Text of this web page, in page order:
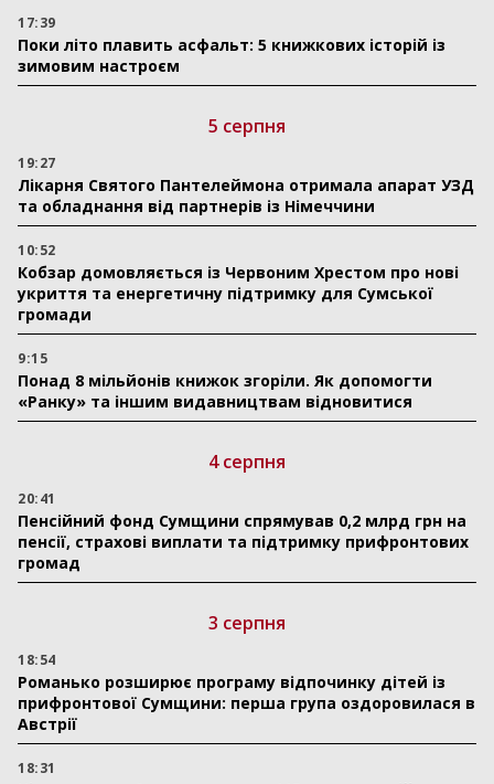
17:39
Поки літо плавить асфальт: 5 книжкових історій із
зимовим настроєм
5 серпня
19:27
Лікарня Святого Пантелеймона отримала апарат УЗД
та обладнання від партнерів із Німеччини
10:52
Кобзар домовляється із Червоним Хрестом про нові
укриття та енергетичну підтримку для Сумської
громади
9:15
Понад 8 мільйонів книжок згоріли. Як допомогти
«Ранку» та іншим видавництвам відновитися
4 серпня
20:41
Пенсійний фонд Сумщини спрямував 0,2 млрд грн на
пенсії, страхові виплати та підтримку прифронтових
громад
3 серпня
18:54
Романько розширює програму відпочинку дітей із
прифронтової Сумщини: перша група оздоровилася в
Австрії
18:31